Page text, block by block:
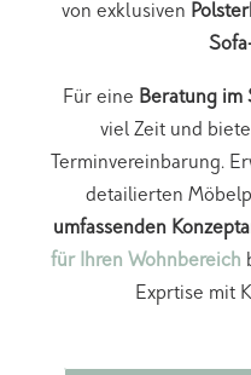
von exklusiven
Für eine Beratung im
viel Zeit und
Terminvereinbarung.
detailierten
umfassenden
für Ihren Wohnbereich
Exprtise mit